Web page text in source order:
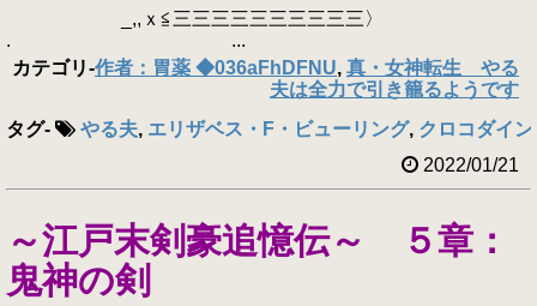
_,,ｘ≦三三三三三三三三三三〉
. ...
カテゴリ-作者：胃薬 ◆036aFhDFNU, 真・女神転生 やる
夫は全力で引き籠るようです
タグ- やる夫, エリザベス・F・ビューリング, クロコダイ
2022/01/21
～江戸末剣豪追憶伝～ ５章：
鬼神の剣